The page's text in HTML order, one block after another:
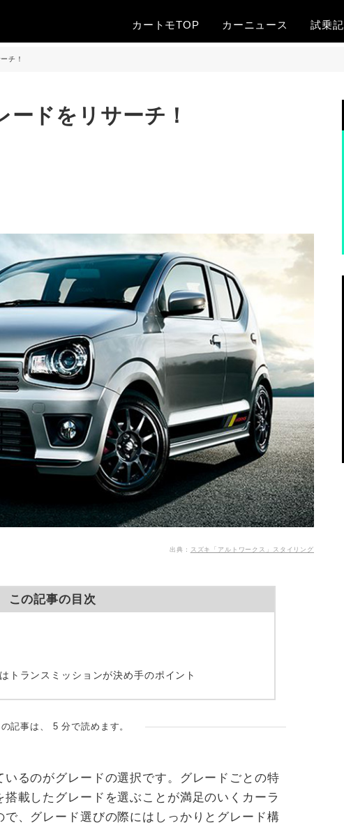
カートモTOP カーニュース 試乗記
チ！
ドをリサーチ！
出典： スズキ「アルトワークス」スタイリング
この記事の目次
トランスミッションが決め手のポイント
の記事は、 5 分で読めます。
るのがグレードの選択です。グレードごとの特
載したグレードを選ぶことが満足のいくカーラ
、グレード選びの際にはしっかりとグレード構